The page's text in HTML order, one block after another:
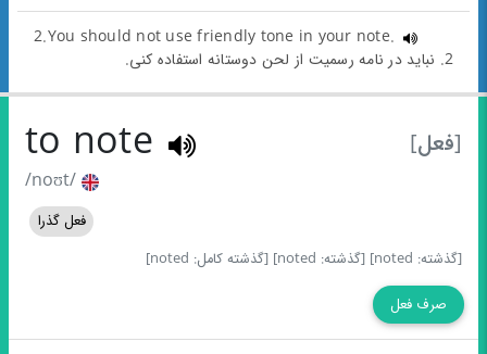
2.You should not use friendly tone in your note.
2. نباید در نامه رسمیت از لحن دوستانه استفاده کنی.
[فعل] to note
/noʊt/
فعل گذرا
[گذشته: noted]
[گذشته: noted] [گذشته کامل: noted]
صرف فعل